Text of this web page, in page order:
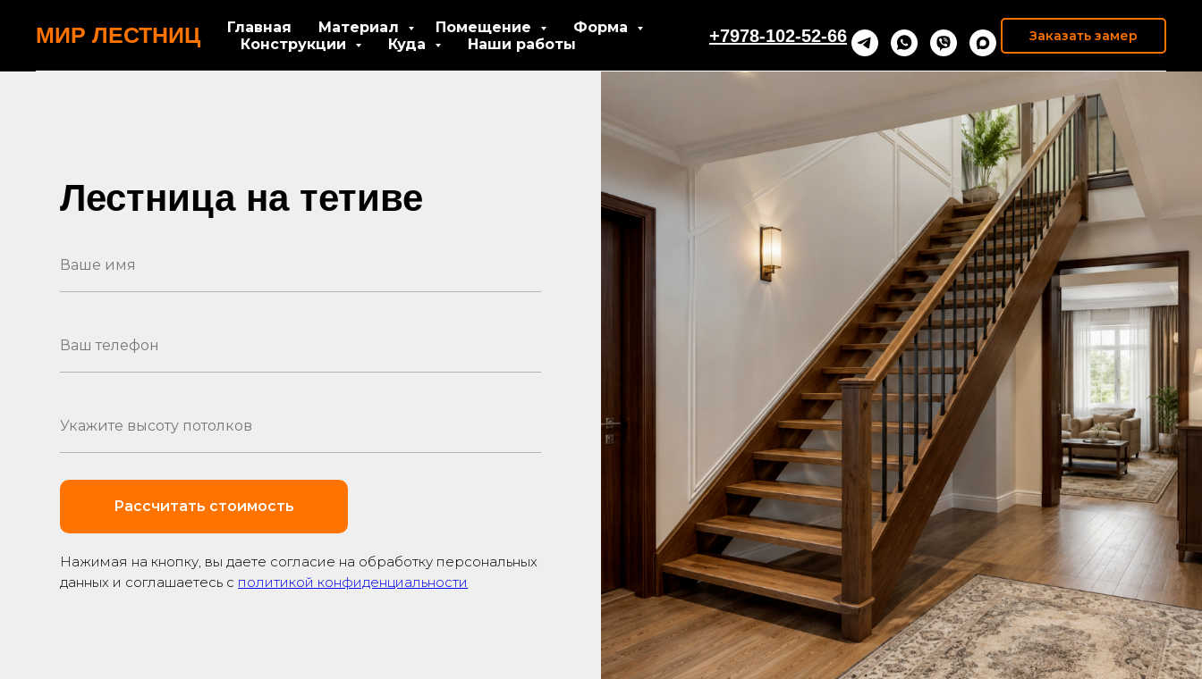
МИР ЛЕСТНИЦ Главная Материал Помещение
Форма
Конструкции
Куда Наши работы +7978-102-52-66 Заказать замер
Лестница на тетиве
Рассчитать стоимость
Нажимая на кнопку, вы даете согласие на обработку персональных
данных и соглашаетесь c политикой конфиденциальности